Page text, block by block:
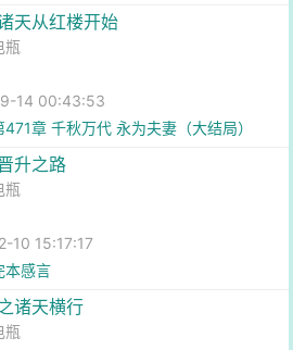
天从红楼开始
瓶
14 00:43:53
471章 千秋万代 永为夫妻（大结局）
升之路
瓶
10 15:17:17
本感言
诸天横行
瓶